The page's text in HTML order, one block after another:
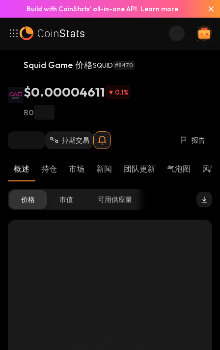
Build with CoinStats’ all-in-one API. Learn more
Squid Game 价格SQUID #8470
$0.00004611 0.1%
฿0
掉期交易 报告
概述 持仓 市场 新闻 团队更新 气泡图 风险
价格 市值 可用供应量